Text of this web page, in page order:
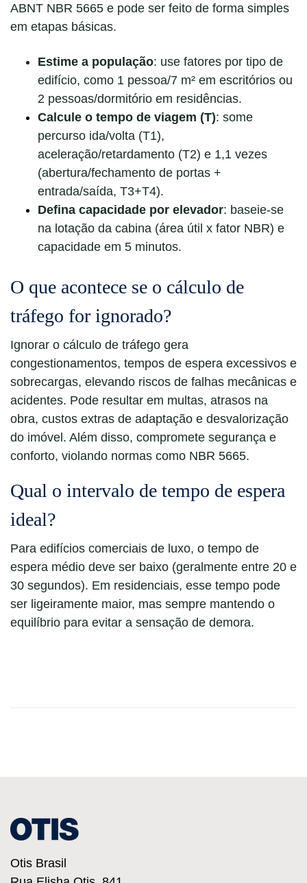
ABNT NBR 5665 e pode ser feito de forma simples
em etapas básicas.
Estime a população: use fatores por tipo de
edifício, como 1 pessoa/7 m² em escritórios ou
2 pessoas/dormitório em residências.
Calcule o tempo de viagem (T): some
percurso ida/volta (T1),
aceleração/retardamento (T2) e 1,1 vezes
(abertura/fechamento de portas +
entrada/saída, T3+T4).
Defina capacidade por elevador: baseie-se
na lotação da cabina (área útil x fator NBR) e
capacidade em 5 minutos.
O que acontece se o cálculo de
tráfego for ignorado?
Ignorar o cálculo de tráfego gera
congestionamentos, tempos de espera excessivos e
sobrecargas, elevando riscos de falhas mecânicas e
acidentes. Pode resultar em multas, atrasos na
obra, custos extras de adaptação e desvalorização
do imóvel. Além disso, compromete segurança e
conforto, violando normas como NBR 5665.
Qual o intervalo de tempo de espera
ideal?
Para edifícios comerciais de luxo, o tempo de
espera médio deve ser baixo (geralmente entre 20 e
30 segundos). Em residenciais, esse tempo pode
ser ligeiramente maior, mas sempre mantendo o
equilíbrio para evitar a sensação de demora.
Otis Brasil